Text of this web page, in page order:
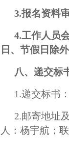
3.报名资料
4.工作人员
日、节假日除
八、递交标
1.递交标书
2.邮寄地址
人：杨宇航；